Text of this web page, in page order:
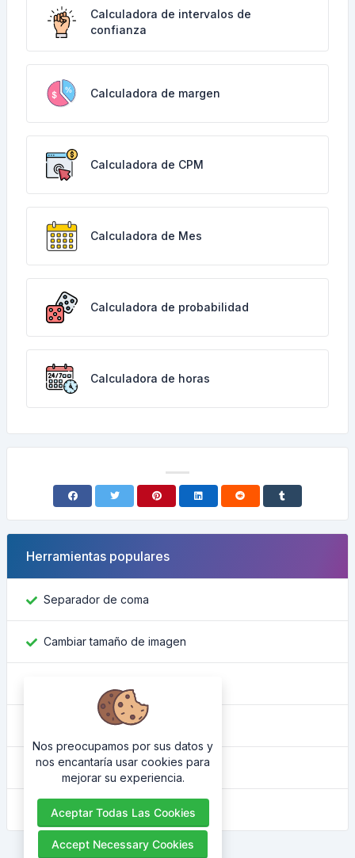
Calculadora de intervalos de
confianza
Calculadora de margen
Calculadora de CPM
Calculadora de Mes
Calculadora de probabilidad
Calculadora de horas
Herramientas populares
Separador de coma
Cambiar tamaño de imagen
Convertidor de color
Cuál es mi IP
Embellecedor HTML
Nos preocupamos por sus datos y
nos encantaría usar cookies para
mejorar su experiencia.
Aceptar Todas Las Cookies
Accept Necessary Cookies